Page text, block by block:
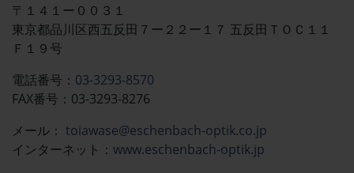
〒１４１ー００３１
東京都品川区西五反田７ー２２ー１７ 五反田ＴＯＣ１１
Ｆ１９号
電話番号： 03-3293-8570
FAX番号：03-3293-8276
メール：​​​​ toiawase@eschenbach-optik.co.jp
インターネット： www.eschenbach-optik.jp